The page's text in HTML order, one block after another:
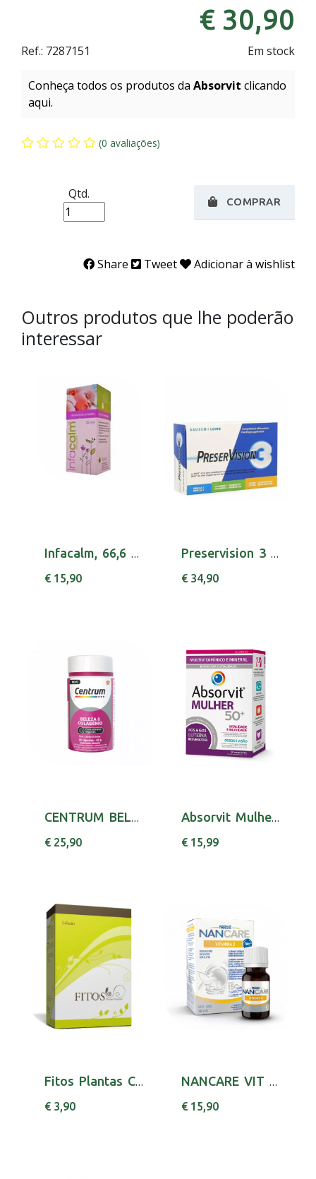
€ 30,90
Em stock
Ref.: 7287151
Conheça todos os produtos da Absorvit clicando
aqui.
(0 avaliações)
Qtd.
COMPRAR
Share Tweet Adicionar à wishlist
Outros produtos que lhe poderão
interessar
Infacalm, 66,6 mg/mL-30mL x 1 emul oral gta
€ 15,90
Preservision 3 Caps X 60 cáps(s)
€ 34,90
CENTRUM BELEZA COLAGENIO CAPS X30 ZINCO (OXID...
€ 25,90
Absorvit Mulher 50+ Comp X30 comps
€ 15,99
Fitos Plantas Cha Pes Cereja 40g
€ 3,90
NANCARE VIT D GTS 10ML COLECALCIFEROL (VITAMI...
€ 15,90